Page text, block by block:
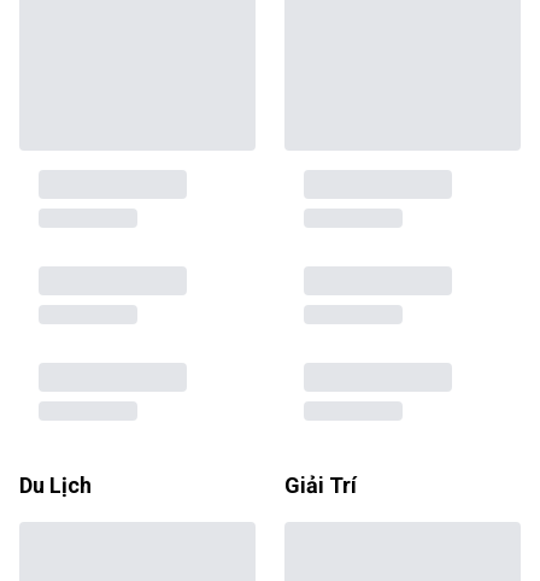
Du Lịch Giải Trí